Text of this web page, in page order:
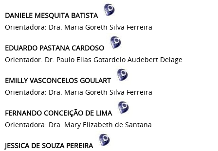
DANIELE MESQUITA BATISTA
Orientadora: Dra. Maria Goreth Silva Ferreira
EDUARDO PASTANA CARDOSO
Orientador: Dr. Paulo Elias Gotardelo Audebert Delage
EMILLY VASCONCELOS GOULART
Orientadora: Dra. Maria Goreth Silva Ferreira
FERNANDO CONCEIÇÃO DE LIMA
Orientadora: Dra. Mary Elizabeth de Santana
JESSICA DE SOUZA PEREIRA